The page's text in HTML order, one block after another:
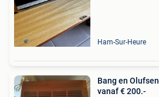
Ham-Sur-Heure
Bang en Olufsen Beomaster Bieden
vanaf € 200.-